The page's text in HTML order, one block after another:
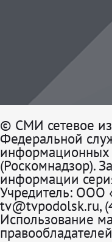
© СМИ сетевое
Федеральной
информационных
(Роскомнадзор).
информации
Учредитель: ООО
tv@tvpodolsk.ru,
Использование